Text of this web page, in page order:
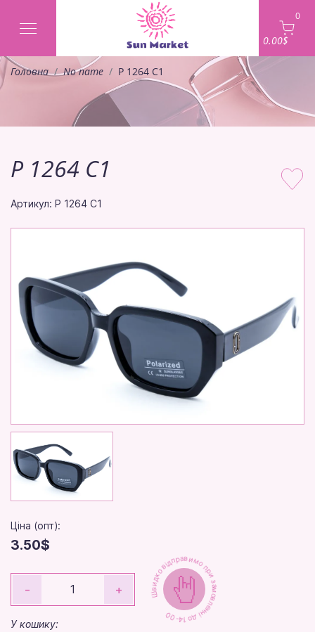
0
0.00$
Головна No name P 1264 C1
P 1264 C1
Артикул: P 1264 C1
Ціна (опт):
3.50$
- +
У кошику: Швидко відправимо при замовленні до 14-00